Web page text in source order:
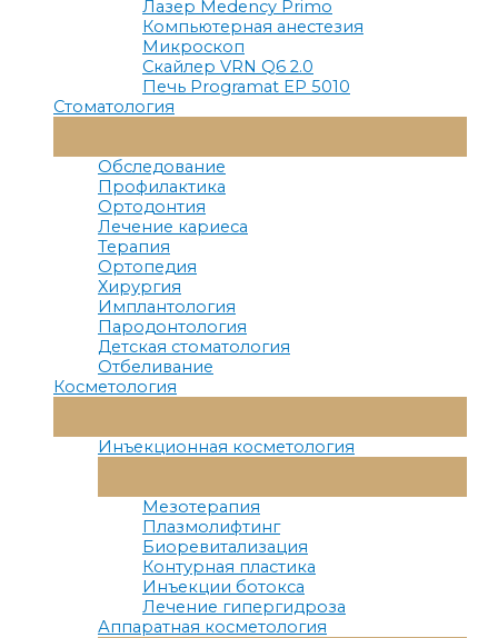
Лазер Medency Primo
Компьютерная анестезия
Микроскоп
Скайлер VRN Q6 2.0
Печь Programat EP 5010
Стоматология
Меню
Обследование
Профилактика
Ортодонтия
Лечение кариеса
Терапия
Ортопедия
Хирургия
Имплантология
Пародонтология
Детская стоматология
Отбеливание
Косметология
Меню
Инъекционная косметология
Меню
Мезотерапия
Плазмолифтинг
Биоревитализация
Контурная пластика
Инъекции ботокса
Лечение гипергидроза
Аппаратная косметология